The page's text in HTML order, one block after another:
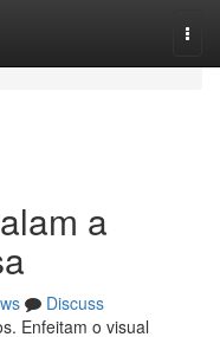
a
Discuss
Enfeitam o visual